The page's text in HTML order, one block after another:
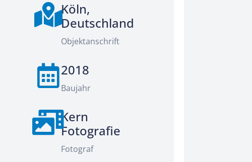
Köln,
Deutschland
Objektanschrift
2018
Baujahr
Kern
Fotografie
Fotograf